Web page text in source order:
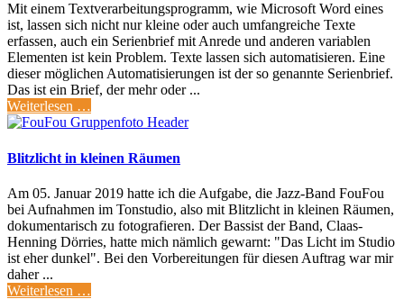
Mit einem Textverarbeitungsprogramm, wie Microsoft Word eines
ist, lassen sich nicht nur kleine oder auch umfangreiche Texte
erfassen, auch ein Serienbrief mit Anrede und anderen variablen
Elementen ist kein Problem. Texte lassen sich automatisieren. Eine
dieser möglichen Automatisierungen ist der so genannte Serienbrief.
Das ist ein Brief, der mehr oder ...
Weiterlesen …
Blitzlicht in kleinen Räumen
Am 05. Januar 2019 hatte ich die Aufgabe, die Jazz-Band FouFou
bei Aufnahmen im Tonstudio, also mit Blitzlicht in kleinen Räumen,
dokumentarisch zu fotografieren. Der Bassist der Band, Claas-
Henning Dörries, hatte mich nämlich gewarnt: "Das Licht im Studio
ist eher dunkel". Bei den Vorbereitungen für diesen Auftrag war mir
daher ...
Weiterlesen …